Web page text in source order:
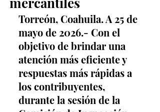
Torreón, Coahuila. A 25 de
mayo de 2026.- Con el
objetivo de brindar una
atención más eficiente y
respuestas más rápidas a
los contribuyentes,
durante la sesión de la